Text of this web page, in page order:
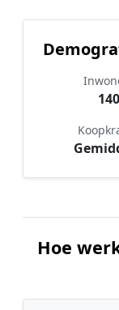
140
Hoe